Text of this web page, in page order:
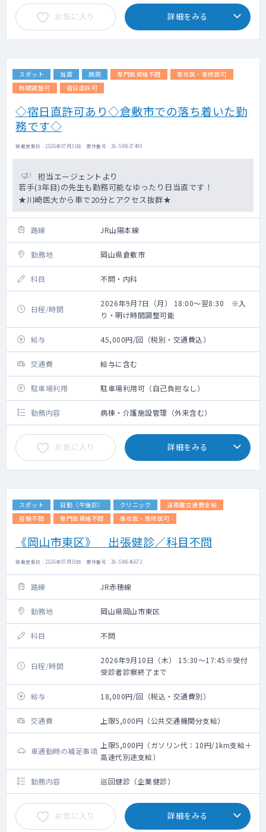
お気に入り 詳細をみる
スポット 当直 病院 専門医資格不問
専攻医・専修医可
時間調整可
宿日直許可
◇宿日直許可あり◇倉敷市での落ち着いた勤
務です◇
掲載更新日 : 2026年07月31日 案件番号 : 26-SW637490
担当エージェントより
若手(3年目)の先生も勤務可能なゆったり日当直です！
★川崎医大から車で20分とアクセス抜群★
路線 JR山陽本線
勤務地 岡山県倉敷市
科目 不問・内科
日程/時間
2026年9月7日（月） 18:00～翌8:30 ※入
り・明け時間調整可能
給与 45,000円/回（税別・交通費込）
交通費 給与に含む
駐車場利用 駐車場利用可（自己負担なし）
勤務内容 病棟・介護施設管理（外来含む）
お気に入り 詳細をみる
スポット 日勤（午後診） クリニック
遠距離交通費支給
経験不問
専門医資格不問 専攻医・専修医可
《岡山市東区》 出張健診／科目不問
掲載更新日 : 2026年07月30日 案件番号 : 26-SW646672
路線 JR赤穂線
勤務地 岡山県岡山市東区
科目 不問
日程/時間
2026年9月10日（木） 15:30～17:45※受付
受診者診察終了まで
給与 18,000円/回（税込・交通費別）
交通費 上限5,000円（公共交通機関分支給）
車通勤時の補足事項
上限5,000円（ガソリン代：10円/1km支給＋
高速代別途支給）
勤務内容 巡回健診（企業健診）
お気に入り 詳細をみる